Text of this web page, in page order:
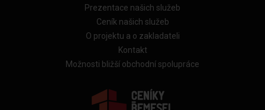
Prezentace našich služeb
Ceník našich služeb
O projektu a o zakladateli
Kontakt
Možnosti bližší obchodní spolupráce